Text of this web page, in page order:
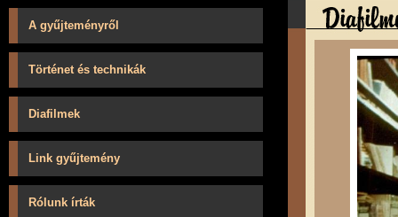
A gyűjteményről
Történet és technikák
Diafilmek
Link gyűjtemény
Rólunk írták